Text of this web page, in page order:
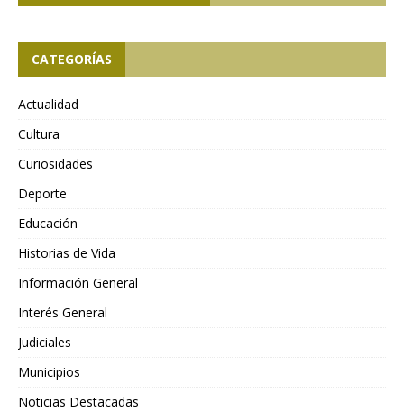
CATEGORÍAS
Actualidad
Cultura
Curiosidades
Deporte
Educación
Historias de Vida
Información General
Interés General
Judiciales
Municipios
Noticias Destacadas